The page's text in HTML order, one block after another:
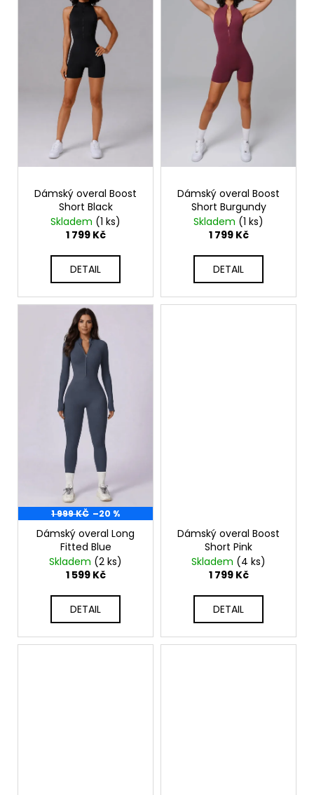
t
Dámský overal Boost
Short Black
Skladem (1 ks)
1 799 Kč
DETAIL
Dámský overal Boost
Short Burgundy
Skladem (1 ks)
1 799 Kč
DETAIL
1 999 KČ –20 %
Dámský overal Long
Fitted Blue
Skladem (2 ks)
1 599 Kč
DETAIL
Dámský overal Boost
Short Pink
Skladem (4 ks)
1 799 Kč
DETAIL